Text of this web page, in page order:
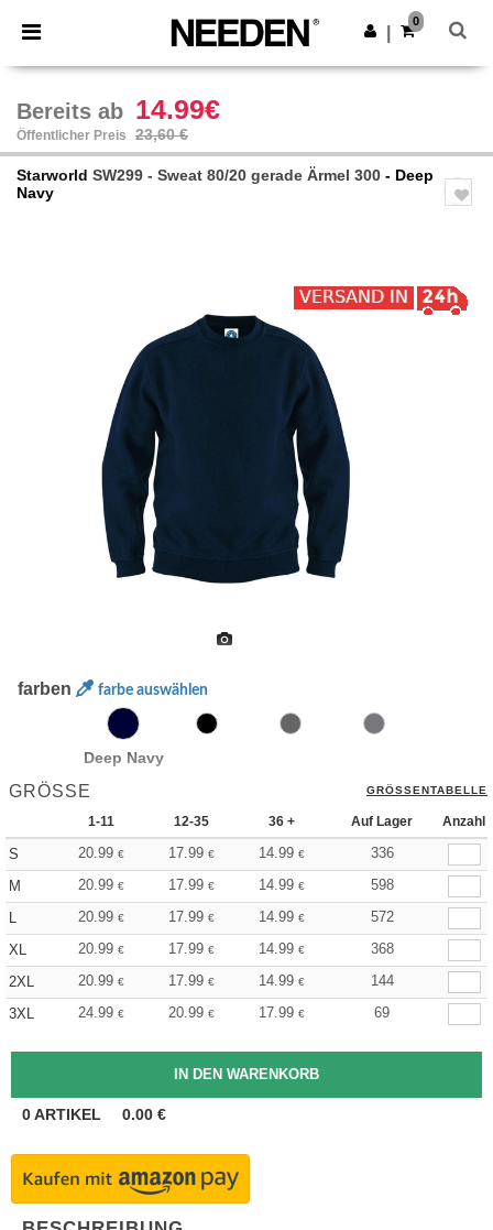
× Needen App
Bessere Preise in der App!
App holen
0
Bereits ab 14.99€
Öffentlicher Preis 23,60 €
Starworld SW299 - Sweat 80/20 gerade Ärmel 300 - Deep
Navy
farben farbe auswählen
Deep Navy
GRÖSSE GRÖSSENTABELLE
1-11 12-35 36 + Auf Lager Anzahl
S 20.99 € 17.99 € 14.99 €
336
M
20.99 € 17.99 € 14.99 €
598
L
20.99 € 17.99 € 14.99 €
572
XL
20.99 € 17.99 € 14.99 €
368
2XL
20.99 € 17.99 € 14.99 €
144
3XL
24.99 € 20.99 € 17.99 € 69
0ARTIKEL 0.00 €